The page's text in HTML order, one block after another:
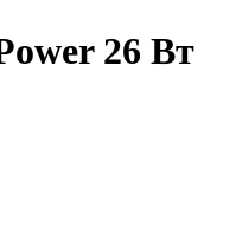
26 Вт